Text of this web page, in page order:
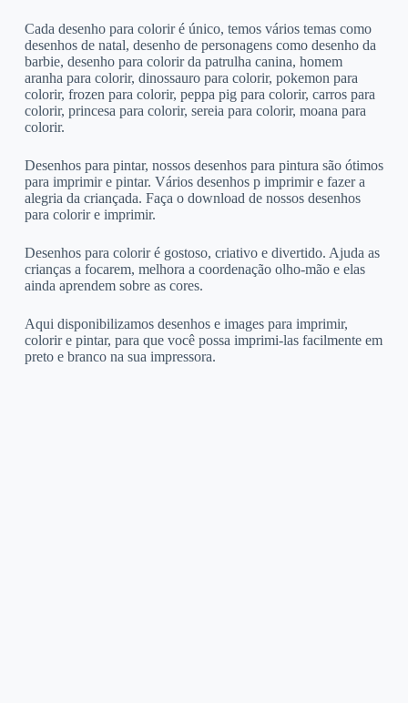
Cada desenho para colorir é único, temos vários temas como
desenhos de natal, desenho de personagens como desenho da
barbie, desenho para colorir da patrulha canina, homem
aranha para colorir, dinossauro para colorir, pokemon para
colorir, frozen para colorir, peppa pig para colorir, carros para
colorir, princesa para colorir, sereia para colorir, moana para
colorir.
Desenhos para pintar, nossos desenhos para pintura são ótimos
para imprimir e pintar. Vários desenhos p imprimir e fazer a
alegria da criançada. Faça o download de nossos desenhos
para colorir e imprimir.
Desenhos para colorir é gostoso, criativo e divertido. Ajuda as
crianças a focarem, melhora a coordenação olho-mão e elas
ainda aprendem sobre as cores.
Aqui disponibilizamos desenhos e images para imprimir,
colorir e pintar, para que você possa imprimi-las facilmente em
preto e branco na sua impressora.